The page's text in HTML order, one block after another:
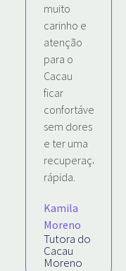
muito
carinho e
atenção
para o
Cacau
ficar
confortável,
sem dores
e ter uma
recuperação
rápida.
Kamila
Moreno
Tutora do
Cacau
Moreno